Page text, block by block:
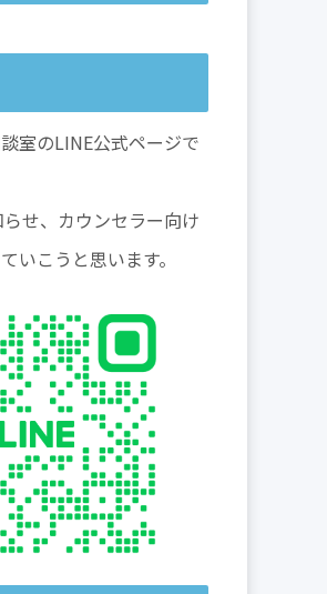
室のLINE公式ページで
せ、カウンセラー向け
いこうと思います。